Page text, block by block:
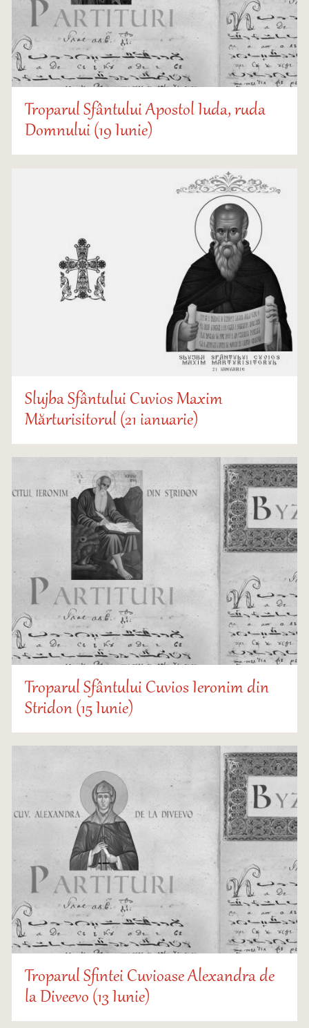
Troparul Sfântului Apostol Iuda, ruda
Domnului (19 Iunie)
Slujba Sfântului Cuvios Maxim
Mărturisitorul (21 ianuarie)
Troparul Sfântului Cuvios Ieronim din
Stridon (15 Iunie)
Troparul Sfintei Cuvioase Alexandra de
la Diveevo (13 Iunie)